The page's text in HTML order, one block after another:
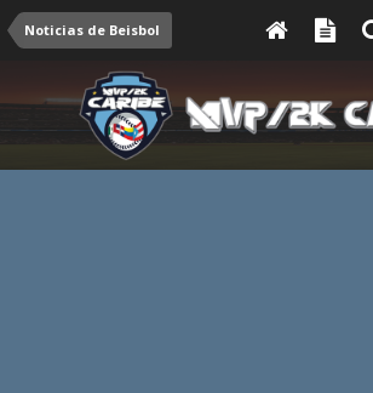
Noticias de Beisbol